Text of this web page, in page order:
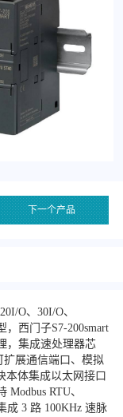
下一个产品
O、30I/O、
西门子S7-200smart
，集成速处理器芯
扩展通信端口、模拟
本体集成以太网接口
RTU、
成 3 路 100KHz 速脉